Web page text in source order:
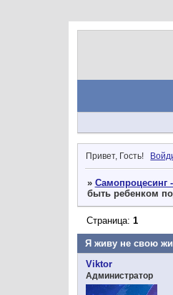
Привет, Гость!
» Самопроцесинг
быть ребенком
Я живу не свою
Страница: 1
Viktor
Администратор